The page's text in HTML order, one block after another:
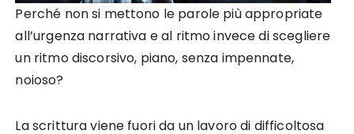
Perché non si mettono le parole più appropriate
all’urgenza narrativa e al ritmo invece di scegliere
un ritmo discorsivo, piano, senza impennate,
noioso?
La scrittura viene fuori da un lavoro di difficoltosa